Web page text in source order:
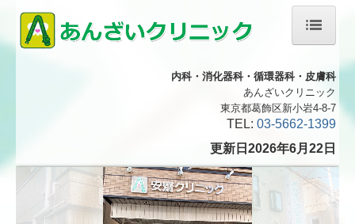
胃・食道内視鏡検査
大腸内視鏡検査について
内科・消化器科・循環器科・皮膚科
あんざいクリニック
東京都葛飾区新小岩4-8-7
TEL: 03-5662-1399
更新日2026年6月22日